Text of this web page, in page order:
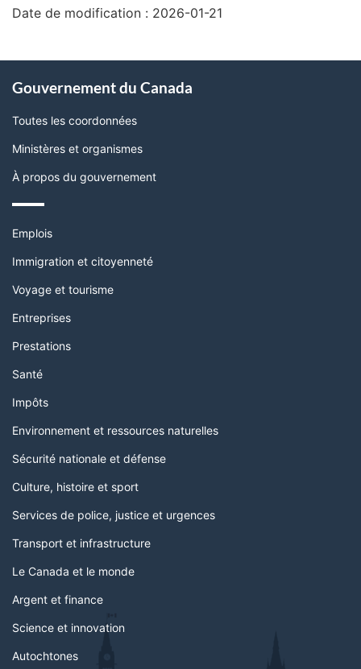
page"
Date de modification : 2026-01-21
propos
de
ce
Gouvernement du Canada
Toutes les coordonnées
Ministères et organismes
À propos du gouvernement
Thèmes
sujets
Emplois
Immigration et citoyenneté
Voyage et tourisme
Entreprises
Prestations
Santé
Impôts
Environnement et ressources naturelles
Sécurité nationale et défense
Culture, histoire et sport
Services de police, justice et urgences
Transport et infrastructure
Le Canada et le monde
Argent et finance
Science et innovation
Autochtones